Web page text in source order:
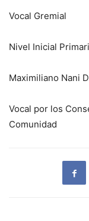
Vocal Gremial
Nivel Inicial
Maximiliano Nani
Vocal por los
Comunidad